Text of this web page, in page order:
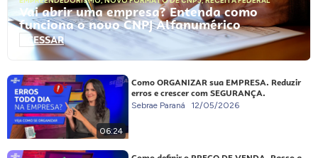
Vai abrir uma empresa? Entenda como
funciona o novo CNPJ Alfanumérico
ACESSAR
06:24
Como ORGANIZAR sua EMPRESA. Reduzir
erros e crescer com SEGURANÇA.
Sebrae Paraná 12/05/2026